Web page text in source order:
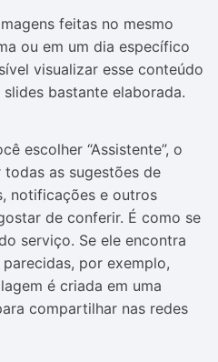
feitas no mesmo
ou em um dia específico
visualizar esse conteúdo
bastante elaborada.
escolher “Assistente”, o
as sugestões de
notificações e outros
de conferir. É como se
serviço. Se ele encontra
por exemplo,
é criada em uma
compartilhar nas redes